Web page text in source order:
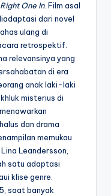
One In. Film asal
dari novel
ulang di
retrospektif.
relevansinya yang
di era
anak laki-laki
misterius di
dan drama
memukau
Leandersson,
satu adaptasi
klise genre.
saat banyak